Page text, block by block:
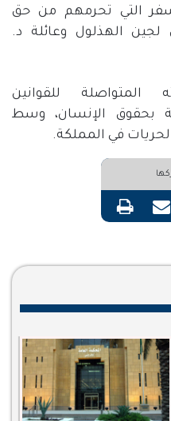
التي تحرمهم من حق
لجين الهذلول وعائلة د.
المتواصلة للقوانين
بحقوق الإنسان، وسط
في المملكة.
مشاركة عبر البريد طباعة